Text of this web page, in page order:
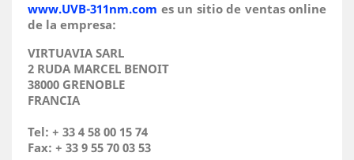
www.UVB-311nm.com es un sitio de ventas online
de la empresa:
VIRTUAVIA SARL
2 RUDA MARCEL BENOIT
38000 GRENOBLE
FRANCIA
Tel: + 33 4 58 00 15 74
Fax: + 33 9 55 70 03 53